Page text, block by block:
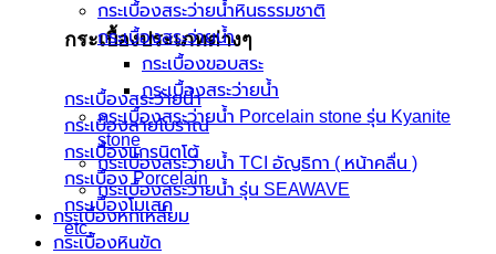
กระเบื้องประเภทต่างๆ
กระเบื้องสระว่ายน้ำ
กระเบื้องลายโบราณ
กระเบื้องแกรนิตโต้
กระเบื้อง Porcelain
กระเบื้องโมเสค
etc.
กระเบื้องสระว่ายน้ำหินธรรมชาติ
กระเบื้องสระว่ายนํ้า
กระเบื้องขอบสระ
กระเบื้องสระว่ายนํ้า
กระเบื้องสระว่ายนํ้า Porcelain stone รุ่น Kyanite
stone
กระเบื้องสระว่ายนํ้า TCI อัญธิกา ( หน้าคลื่น )
กระเบื้องสระว่ายนํ้า รุ่น SEAWAVE
กระเบื้องหกเหลี่ยม
กระเบื้องหินขัด